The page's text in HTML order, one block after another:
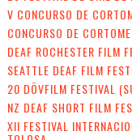
V CONCURSO DE
CONCURSO DE
DEAF ROCHESTER FILM
SEATTLE DEAF FILM
20 DÖVFILM FESTIVAL
NZ DEAF SHORT FILM
XII FESTIVAL